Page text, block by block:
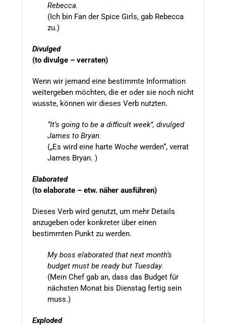
Rebecca.
(Ich bin Fan der Spice Girls, gab Rebecca
zu.)
Divulged
(to divulge – verraten)
Wenn wir jemand eine bestimmte Information
weitergeben möchten, die er oder sie noch nicht
wusste, können wir dieses Verb nutzten.
“It’s going to be a difficult week”, divulged
James to Bryan.
(„Es wird eine harte Woche werden“, verrat
James Bryan. )
Elaborated
(to elaborate – etw. näher ausführen)
Dieses Verb wird genutzt, um mehr Details
anzugeben oder konkreter über einen
bestimmten Punkt zu werden.
My boss elaborated that next month’s
budget must be ready but Tuesday.
(Mein Chef gab an, dass das Budget für
nächsten Monat bis Dienstag fertig sein
muss.)
Exploded